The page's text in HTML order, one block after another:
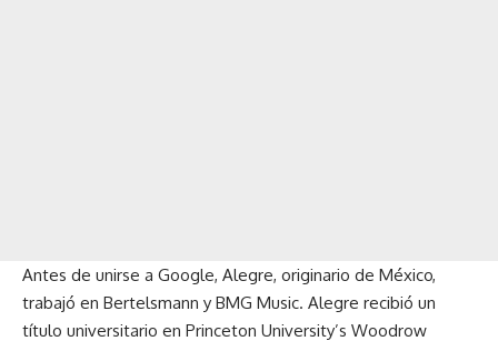
Antes de unirse a Google, Alegre, originario de México,
trabajó en Bertelsmann y BMG Music. Alegre recibió un
título universitario en Princeton University’s Woodrow